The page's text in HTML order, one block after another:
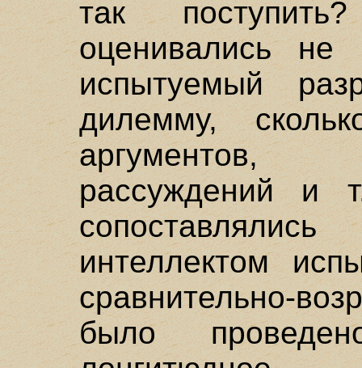
так
оценивались не
испытуемый
дилемму,
аргументов,
рассуждений и
интеллектом
сравнительно-
было